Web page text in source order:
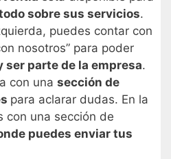
sobre sus servicios.
puedes contar con
nosotros” para poder
parte de la empresa.
con una sección de
para aclarar dudas. En la
con una sección de
puedes enviar tus